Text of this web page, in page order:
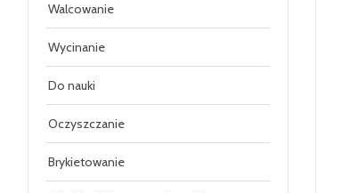
Walcowanie
Wycinanie
Do nauki
Oczyszczanie
Brykietowanie